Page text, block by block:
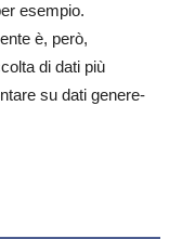
esempio.
è, però,
di dati più
su dati genere-